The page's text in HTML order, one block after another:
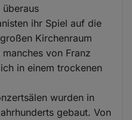
ihr Spiel auf die
Kirchenraum
von Franz
in einem trockenen
wurden in
gebaut. Von